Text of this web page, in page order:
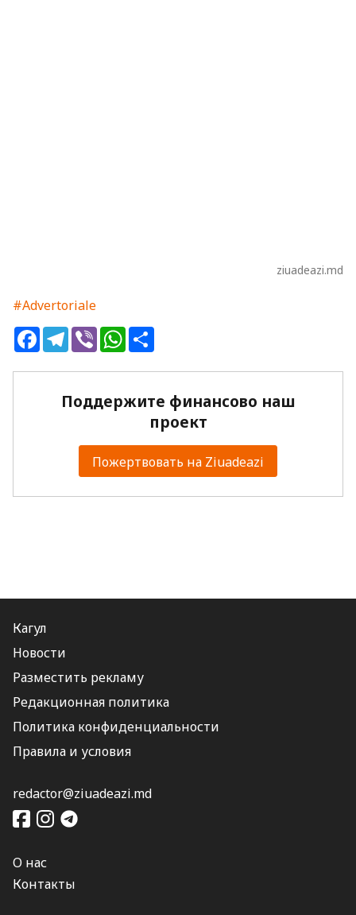
ziuadeazi.md
#Advertoriale
FacebookTelegram
ViberWhatsApp
Поддержите финансово наш
проект
Пожертвовать на Ziuadeazi
Кагул
Новости
Разместить рекламу
Редакционная политика
Политика конфиденциальности
Правила и условия
redactor@ziuadeazi.md
О нас
Контакты